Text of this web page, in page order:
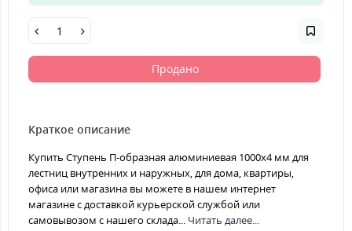
Продано
Краткое описание
Купить Ступень П-образная алюминиевая 1000x4 мм для
лестниц внутренних и наружных, для дома, квартиры,
офиса или магазина вы можете в нашем интернет
магазине с доставкой курьерской службой или
самовывозом с нашего склада... Читать далее...